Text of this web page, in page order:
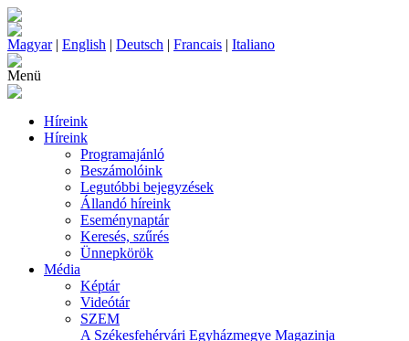
Magyar| English | Deutsch | Francais | Italiano
Menü
Híreink
Híreink
Programajánló
Beszámolóink
Legutóbbi bejegyzések
Állandó híreink
Eseménynaptár
Keresés, szűrés
Ünnepkörök
Média
Képtár
Videótár
SZEM
A Székesfehérvári Egyházmegye Magazinja